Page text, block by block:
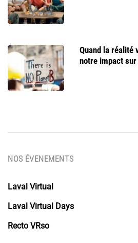
Quand la
notre impact
NOS ÉVENEMENTS
Laval Virtual
Laval Virtual Days
Recto VRso